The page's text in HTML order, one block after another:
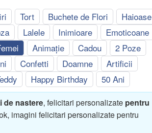
Tort Buchete de Flori
Haioase
Lalele Inimioare
Emoticoane
Animație Cadou
2 Poze
Confetti Doamne
Artificii
Happy Birthday 50 Ani
de nastere, felicitari personalizate pentru
imagini felicitari personalizate pentru